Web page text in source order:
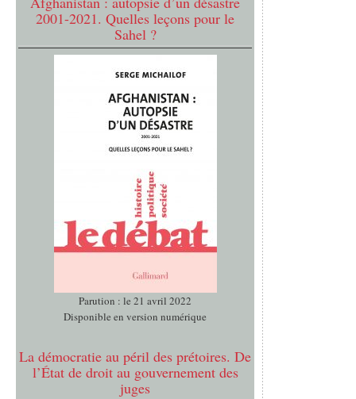
2001-2021. Quelles leçons pour le
Sahel ?
Parution : le 21 avril 2022
Disponible en version numérique
La démocratie au péril des prétoires. De
l’État de droit au gouvernement des
juges